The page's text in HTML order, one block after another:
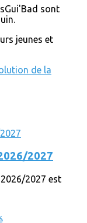
sont
jeunes et
de la
2027
2027 est